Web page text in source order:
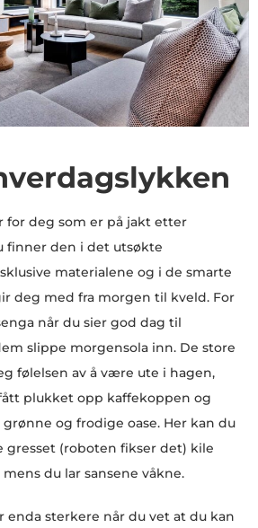
for deg som er på jakt etter
finner den i det utsøkte
materialene og i de smarte
deg med fra morgen til kveld. For
når du sier god dag til
slippe morgensola inn. De store
følelsen av å være ute i hagen,
plukket opp kaffekoppen og
og frodige oase. Her kan du
gresset (roboten fikser det) kile
du lar sansene våkne.
enda sterkere når du vet at du kan